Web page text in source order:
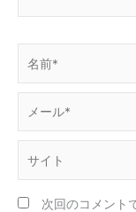
前
*
ー
ル
次回のコメント